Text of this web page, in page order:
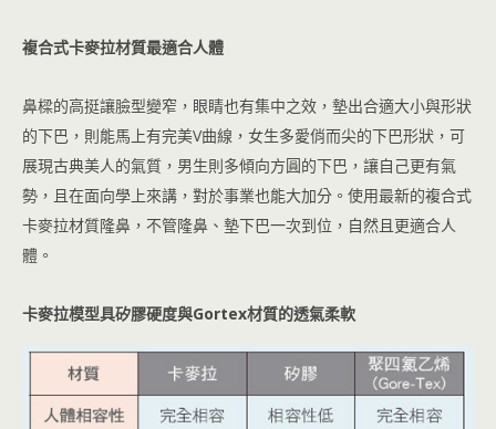
複合式卡麥拉材質最適合人體
鼻樑的高挺讓臉型變窄，眼睛也有集中之效，墊出合適大小與形狀
的下巴，則能馬上有完美V曲線，女生多愛俏而尖的下巴形狀，可
展現古典美人的氣質，男生則多傾向方圓的下巴，讓自己更有氣
勢，且在面向學上來講，對於事業也能大加分。使用最新的複合式
卡麥拉材質隆鼻，不管隆鼻、墊下巴一次到位，自然且更適合人
體。
卡麥拉模型具矽膠硬度與Gortex材質的透氣柔軟